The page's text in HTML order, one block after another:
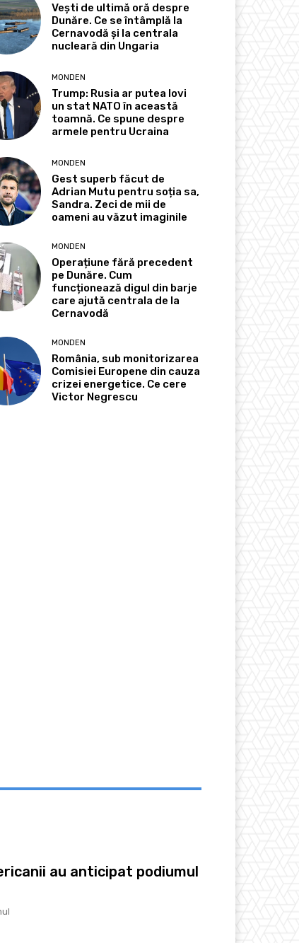
Vești de ultimă oră despre
Dunăre. Ce se întâmplă la
Cernavodă și la centrala
nucleară din Ungaria
MONDEN
Trump: Rusia ar putea lovi
un stat NATO în această
toamnă. Ce spune despre
armele pentru Ucraina
MONDEN
Gest superb făcut de
Adrian Mutu pentru soția sa,
Sandra. Zeci de mii de
oameni au văzut imaginile
MONDEN
Operațiune fără precedent
pe Dunăre. Cum
funcționează digul din barje
care ajută centrala de la
Cernavodă
MONDEN
România, sub monitorizarea
Comisiei Europene din cauza
crizei energetice. Ce cere
Victor Negrescu
au anticipat podiumul